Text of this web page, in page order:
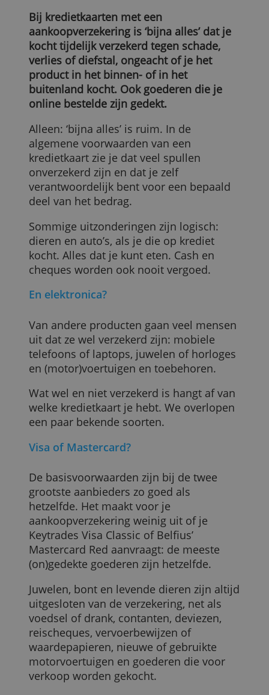
17/03/2020
Bij kredietkaarten met een
aankoopverzekering is ‘bijna alles’ dat je
kocht tijdelijk verzekerd tegen schade,
verlies of diefstal, ongeacht of je het
product in het binnen- of in het
buitenland kocht. Ook goederen die je
online bestelde zijn gedekt.
Alleen: ‘bijna alles’ is ruim. In de
algemene voorwaarden van een
kredietkaart zie je dat veel spullen
onverzekerd zijn en dat je zelf
verantwoordelijk bent voor een bepaald
deel van het bedrag.
Sommige uitzonderingen zijn logisch:
dieren en auto’s, als je die op krediet
kocht. Alles dat je kunt eten. Cash en
cheques worden ook nooit vergoed.
En elektronica?
Van andere producten gaan veel mensen
uit dat ze wel verzekerd zijn: mobiele
telefoons of laptops, juwelen of horloges
Wat wel en niet verzekerd is hangt af van
welke kredietkaart je hebt. We overlopen
een paar bekende soorten.
Visa of Mastercard?
De basisvoorwaarden zijn bij de twee
grootste aanbieders zo goed als
hetzelfde. Het maakt voor je
aankoopverzekering weinig uit of je
Keytrades Visa Classic of Belfius’
Mastercard Red aanvraagt: de meeste
(on)gedekte goederen zijn hetzelfde.